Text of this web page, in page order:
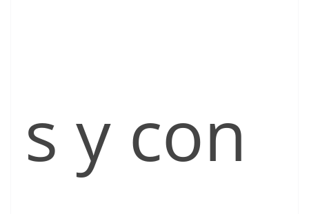
s y con